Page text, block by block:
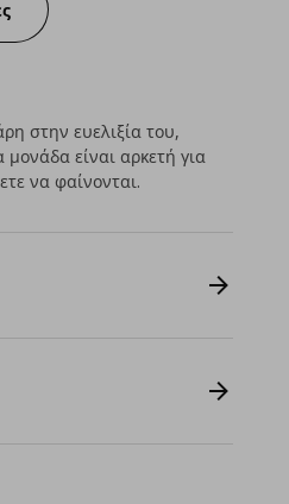
στην ευελιξία του,
μονάδα είναι αρκετή για
να φαίνονται.